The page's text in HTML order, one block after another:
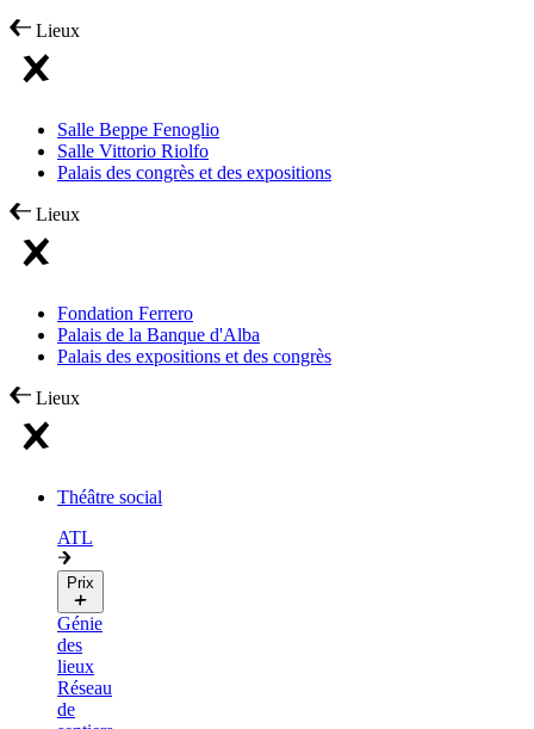
Lieux
Salle Beppe Fenoglio
Salle Vittorio Riolfo
Palais des congrès et des expositions
Lieux
Fondation Ferrero
Palais de la Banque d'Alba
Palais des expositions et des congrès
Lieux
Théâtre social
ATL
Prix
Génie
des
lieux
Réseau
de